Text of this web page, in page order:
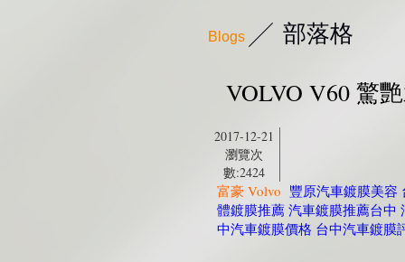
Blogs 部落格
VOLVO V60 驚
2017-12-21
瀏覽次
數:2424
富豪 Volvo 豐原汽車鍍膜美容
體鍍膜推薦 汽車鍍膜推薦台中
中汽車鍍膜價格 台中汽車鍍膜